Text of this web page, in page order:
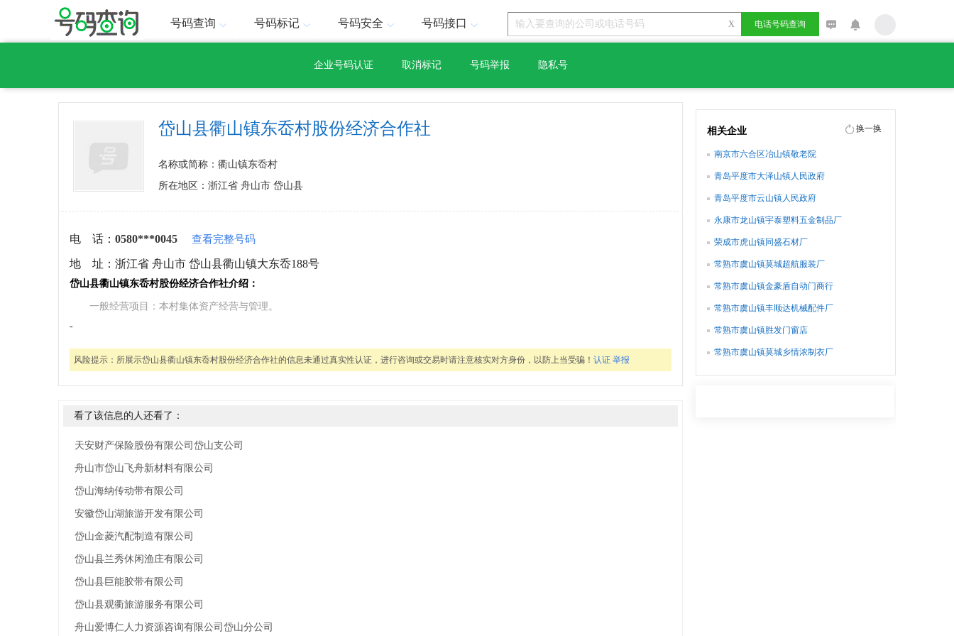
号码查询 号码标记 号码安全 号码接口 X 电话号码查询
企业号码认证 取消标记 号码举报 隐私号
岱山县衢山镇东岙村股份经济合作社
名称或简称：衢山镇东岙村
所在地区：浙江省 舟山市 岱山县
电 话： 0580***0045 查看完整号码
地 址： 浙江省 舟山市 岱山县衢山镇大东岙188号
岱山县衢山镇东岙村股份经济合作社介绍：
一般经营项目：本村集体资产经营与管理。
-
风险提示： 所展示岱山县衢山镇东岙村股份经济合作社的信息未通过真实性认证，进行咨询或交易时请注意核实对方身份，以防上当受骗！ 认证 举报
看了该信息的人还看了：
天安财产保险股份有限公司岱山支公司
舟山市岱山飞舟新材料有限公司
岱山海纳传动带有限公司
安徽岱山湖旅游开发有限公司
岱山金菱汽配制造有限公司
岱山县兰秀休闲渔庄有限公司
岱山县巨能胶带有限公司
岱山县观衢旅游服务有限公司
舟山爱博仁人力资源咨询有限公司岱山分公司
相关企业 换一换
南京市六合区冶山镇敬老院
青岛平度市大泽山镇人民政府
青岛平度市云山镇人民政府
永康市龙山镇宇泰塑料五金制品厂
荣成市虎山镇同盛石材厂
常熟市虞山镇莫城超航服装厂
常熟市虞山镇金豪盾自动门商行
常熟市虞山镇丰顺达机械配件厂
常熟市虞山镇胜发门窗店
常熟市虞山镇莫城乡情浓制衣厂